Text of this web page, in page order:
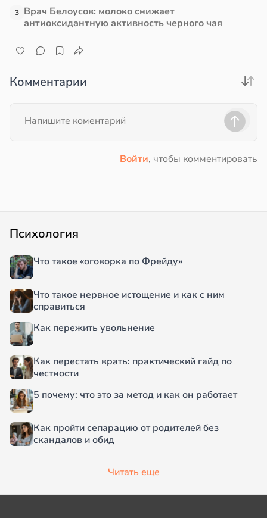
3 Врач Белоусов: молоко снижает
антиоксидантную активность черного чая
Комментарии
Войти, чтобы комментировать
Психология
Что такое «оговорка по Фрейду»
Что такое нервное истощение и как с ним
справиться
Как пережить увольнение
Как перестать врать: практический гайд по
честности
5 почему: что это за метод и как он работает
Как пройти сепарацию от родителей без
скандалов и обид
Читать еще